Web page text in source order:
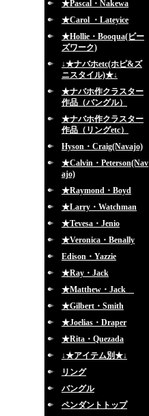
★Pascal・Nakewa
★Carol ・Lateyice
★Hollie・Booqua(ビー
ズワーク)
↓★ナバホetc(ホピ&ズ
ニスタイル)★↓
★ナバホ作クラスター
作品（バングル）
★ナバホ作クラスター
作品（リングetc）
Hyson・Craig(Navajo)
★Calvin・Peterson(Nav
ajo)
★Raymond・Boyd
★Larry・Watchman
★Tevesa・Jenio
★Veronica・Benally
Edison・Yazzie
★Ray・Jack
★Matthew・Jack
★Gilbert・Smith
★Joelias・Draper
★Rita・Quezada
↓★アイテム別★↓
リング
バングル
ペンダントトップ